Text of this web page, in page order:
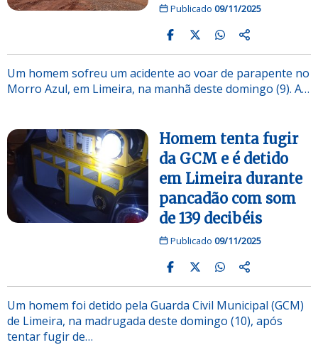
Publicado 09/11/2025
Um homem sofreu um acidente ao voar de parapente no
Morro Azul, em Limeira, na manhã deste domingo (9). A…
Homem tenta fugir
da GCM e é detido
em Limeira durante
pancadão com som
de 139 decibéis
Publicado 09/11/2025
Um homem foi detido pela Guarda Civil Municipal (GCM)
de Limeira, na madrugada deste domingo (10), após
tentar fugir de…